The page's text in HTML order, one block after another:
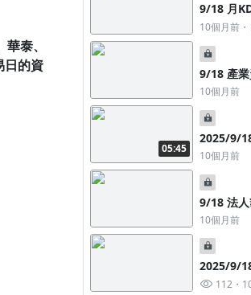
泰、
日的資
9/18 月
(老同學方
10個月前
9/18 產
10個月前
05:45
2025/9/
(影音+文字)
10個月前
9/18 法
10個月前
2025/9/
訊息整理
112